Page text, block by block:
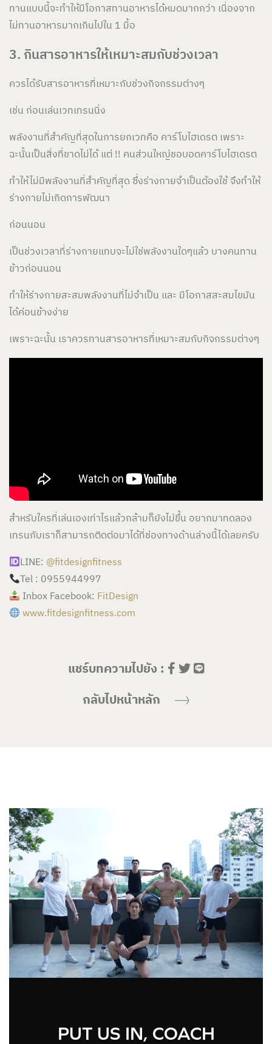
ทานแบบนี้จะทำให้มีโอกาสทานอาหารได้หมดมากกว่า เนื่องจาก
ไม่ทานอาหารมากเกินไปใน 1 มื้อ
3. กินสารอาหารให้เหมาะสมกับช่วงเวลา
ควรได้รับสารอาหารที่เหมาะกับช่วงกิจกรรมต่างๆ
เช่น ก่อนเล่นเวทเทรนนิ่ง
พลังงานที่สำคัญที่สุดในการยกเวทคือ คาร์โบไฮเดรต เพราะ
ฉะนั้นเป็นสิ่งที่ขาดไม่ได้ แต่ !! คนส่วนใหญ่ชอบอดคาร์โบไฮเดรต
ทำให้ไม่มีพลังงานที่สำคัญที่สุด ซึ่งร่างกายจำเป็นต้องใช้ จึงทำให้
ร่างกายไม่เกิดการพัฒนา
ก่อนนอน
เป็นช่วงเวลาที่ร่างกายแทบจะไม่ใช่พลังงานใดๆแล้ว บางคนทาน
ข้าวก่อนนอน
ทำให้ร่างกายสะสมพลังงานที่ไม่จำเป็น และ มีโอกาสสะสมไขมัน
ได้ค่อนข้างง่าย
เพราะฉะนั้น เราควรทานสารอาหารที่เหมาะสมกับกิจกรรมต่างๆ
สำหรับใครที่เล่นเองเท่าไรแล้วกล้ามก็ยังไม่ขึ้น อยากมาทดลอง
เทรนกับเราก็สามารถติดต่อมาได้ที่ช่องทางด้านล่างนี้ได้เลยครับ
LINE: @fitdesignfitness
Tel : 0955944997
Inbox Facebook: FitDesign
www.fitdesignfitness.com
แชร์บทความไปยัง :
กลับไปหน้าหลัก
PUT US IN, COACH